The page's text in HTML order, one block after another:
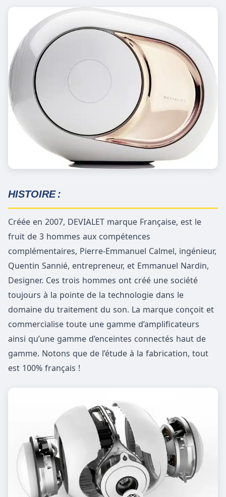
HISTOIRE :
Créée en 2007, DEVIALET marque Française, est le
fruit de 3 hommes aux compétences
complémentaires, Pierre-Emmanuel Calmel, ingénieur,
Quentin Sannié, entrepreneur, et Emmanuel Nardin,
Designer. Ces trois hommes ont créé une société
toujours à la pointe de la technologie dans le
domaine du traitement du son. La marque conçoit et
commercialise toute une gamme d’amplificateurs
ainsi qu’une gamme d’enceintes connectés haut de
gamme. Notons que de l’étude à la fabrication, tout
est 100% français !